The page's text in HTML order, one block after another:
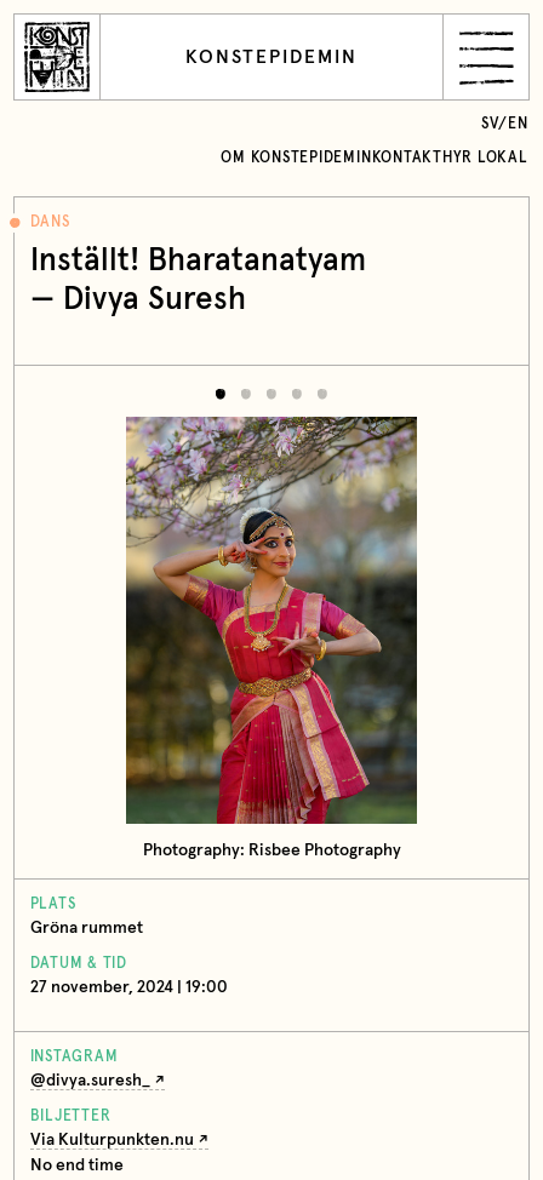
KONSTEPIDEMIN
OM KONSTEPIDEMIN KONTAKT HYR LOKAL
SV/ EN
DANS
Inställt! Bharatanatyam
— Divya Suresh
Photography: Risbee Photography
PLATS
Gröna rummet
DATUM & TID
27 november, 2024 | 19:00
INSTAGRAM
@divya.suresh_
BILJETTER
Via Kulturpunkten.nu
No end time